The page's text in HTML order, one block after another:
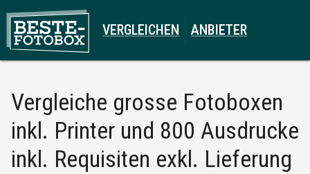
VERGLEICHEN ANBIETER
Vergleiche grosse Fotoboxen
inkl. Printer und 800 Ausdrucke
inkl. Requisiten exkl. Lieferung